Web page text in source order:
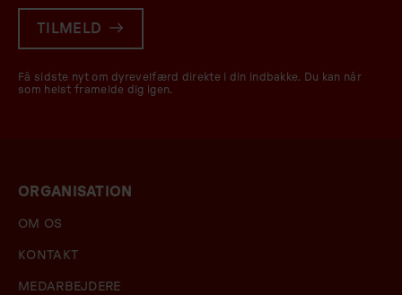
TILMELD
Få sidste nyt om dyrevelfærd direkte i din indbakke. Du kan når
som helst framelde dig igen.
ORGANISATION
OM OS
KONTAKT
MEDARBEJDERE